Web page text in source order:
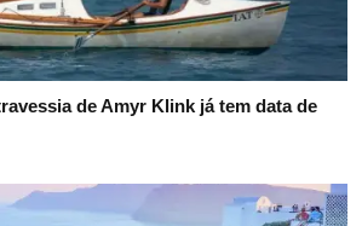
de Amyr Klink já tem data de